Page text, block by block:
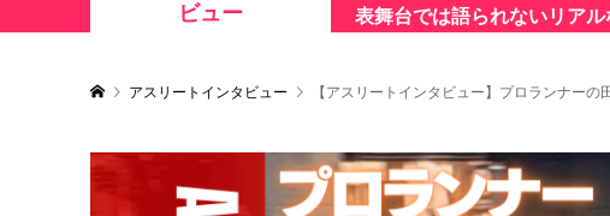
ビュー
表舞台では語られないリア
アスリートインタビュー 【アスリートインタビュー】プロランナーの